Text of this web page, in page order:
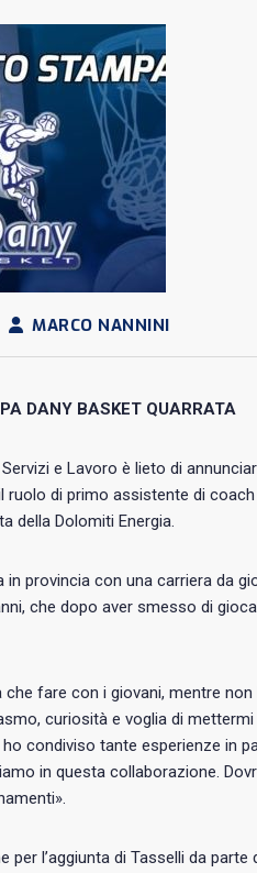
MARCO NANNINI
DANY BASKET QUARRATA
e Lavoro è lieto di
ruolo di primo assistente di
della Dolomiti Energia.
provincia con una carriera da
che dopo aver smesso di
fare con i giovani, mentre
curiosità e voglia di
condiviso tante esperienze in
in questa collaborazione.
l’aggiunta di Tasselli da parte